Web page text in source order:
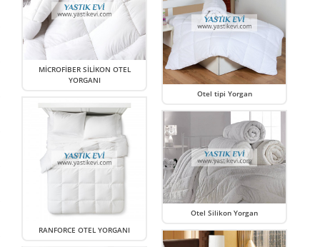
MİCROFİBER SİLİKON OTEL
YORGANI
RANFORCE OTEL YORGANI
Otel tipi Yorgan
Otel Silikon Yorgan